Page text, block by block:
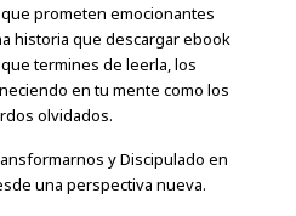
prometen emocionantes
historia que descargar ebook
termines de leerla, los
en tu mente como los
olvidados.
y Discipulado en
una perspectiva nueva.